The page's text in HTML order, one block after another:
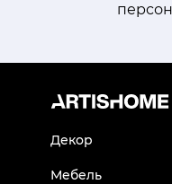
Декор
Мебель